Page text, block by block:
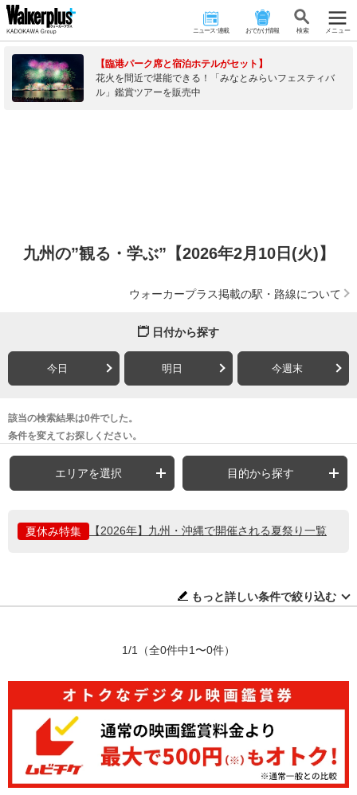
ニュース･連載 おでかけ情報 検 索 メニュー
【臨港パーク席と宿泊ホテルがセット】
花火を間近で堪能できる！「みなとみらいフェスティバ
ル」鑑賞ツアーを販売中
九州の”観る・学ぶ”【2026年2月10日(火)】
ウォーカープラス掲載の駅・路線について
日付から探す
今日 明日 今週末
該当の検索結果は0件でした。
条件を変えてお探しください。
エリアを選択 目的から探す
夏休み特集 【2026年】九州・沖縄で開催される夏祭り一覧
もっと詳しい条件で絞り込む
1/1 （全0件中1〜0件）